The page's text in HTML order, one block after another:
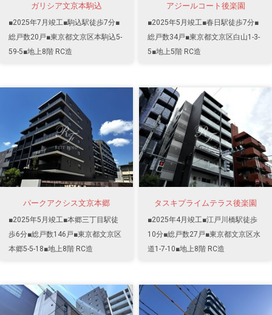
ガリシア文京本駒込
■2025年7月竣工■駒込駅徒歩7分■
総戸数20戸■東京都文京区本駒込5-
59-5■地上8階 RC造
アジールコート後楽園
■2025年5月竣工■春日駅徒歩7分■
総戸数34戸■東京都文京区白山1-3-
5■地上5階 RC造
パークアクシス文京本郷
■2025年5月竣工■本郷三丁目駅徒
歩6分■総戸数146戸■東京都文京区
本郷5-5-18■地上8階 RC造
タスキプライムテラス後楽園
■2025年4月竣工■江戸川橋駅徒歩
10分■総戸数27戸■東京都文京区水
道1-7-10■地上8階 RC造